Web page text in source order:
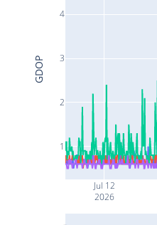
Jul 12
2026
1
2
3
4
GDOP